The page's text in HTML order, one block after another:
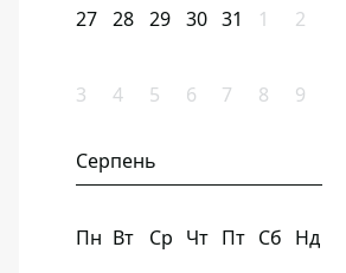
27 28 29 30 31 1 2
3 4 5 6 7 8 9
Серпень
Пн Вт Ср Чт Пт Сб Нд